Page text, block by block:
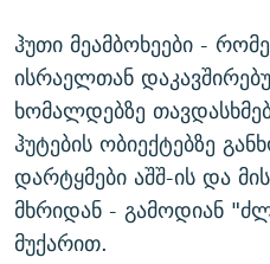
ჰუთი მეამბოხეები -
ისრაელთან
ხომალდებზე
ჰუტების ობიექტებზე
დარტყმები აშშ-ის და
მხრიდან - გამოდიან
მუქარით.